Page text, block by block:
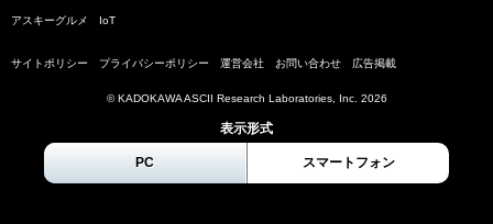
アスキーグルメ IoT
サイトポリシー プライバシーポリシー 運営会社 お問い合わせ 広告掲載
© KADOKAWA ASCII Research Laboratories, Inc. 2026
表示形式
PC スマートフォン